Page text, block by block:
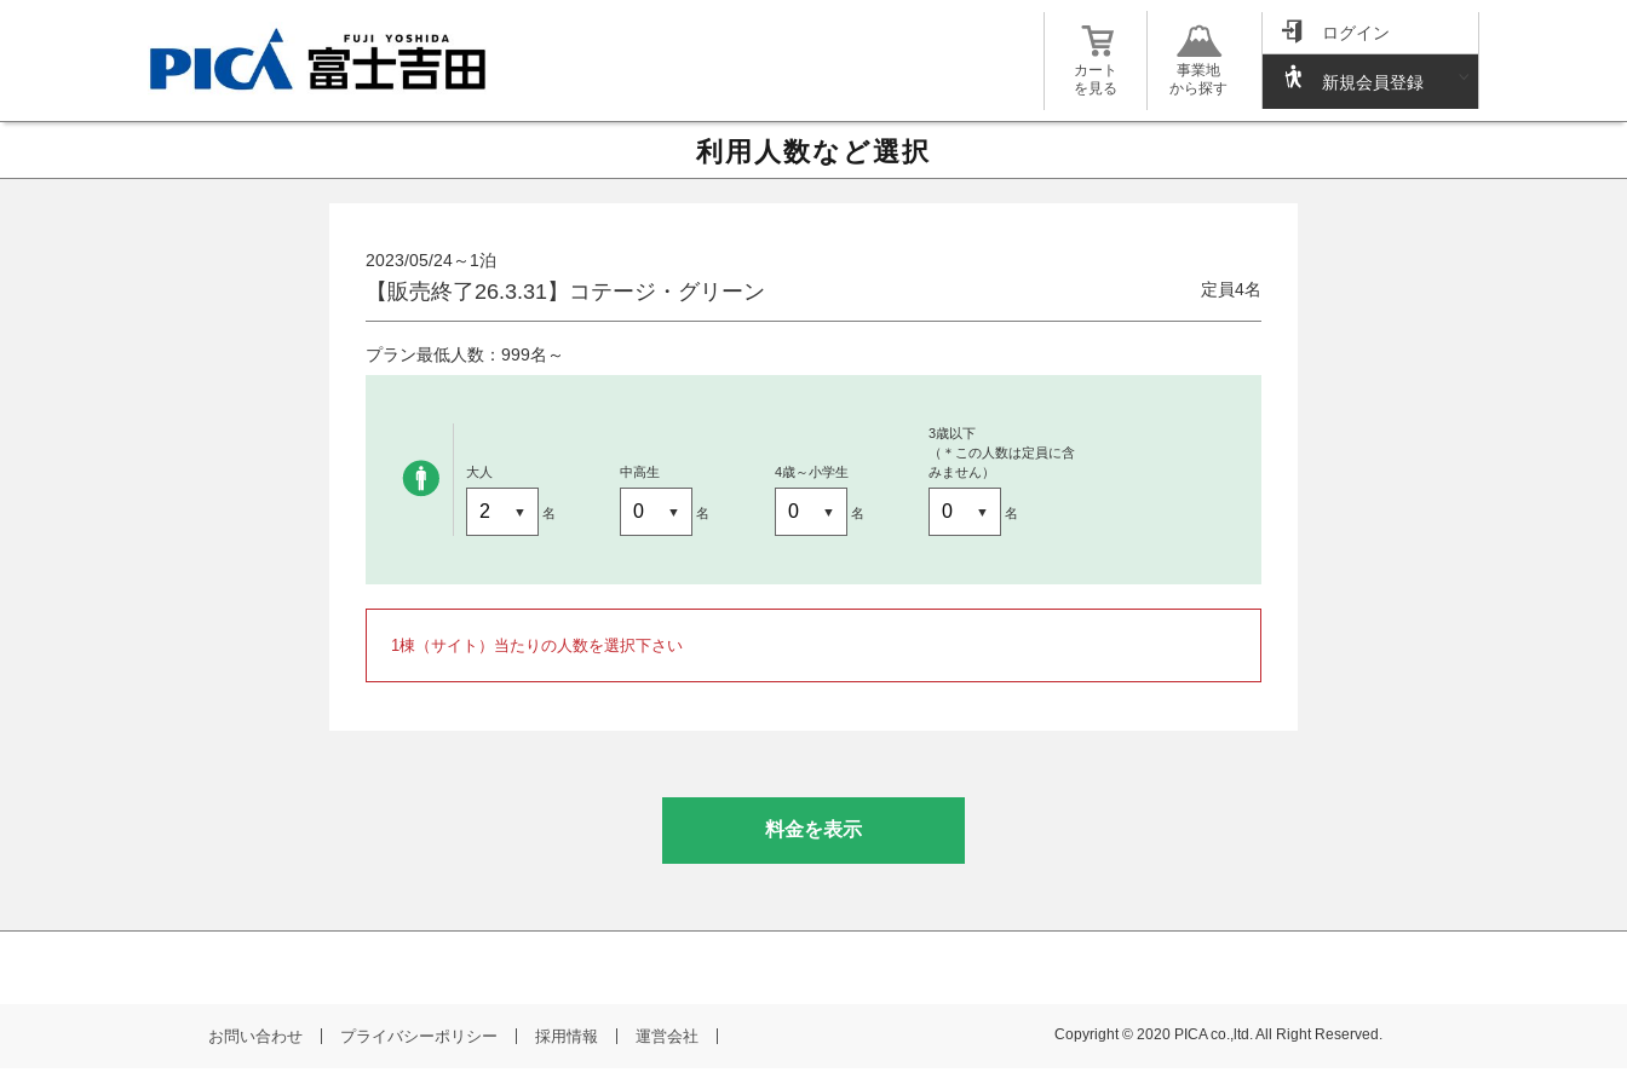
カート
を見る
事業地
から探す
ログイン
新規会員登録
利用人数など選択
2023/05/24～1泊
【販売終了26.3.31】コテージ・グリーン 定員4名
プラン最低人数：999名～
大人
名
中高生
名
4歳～小学生
名
3歳以下
（＊この人数は定員に含
みません）
名
1棟（サイト）当たりの人数を選択下さい
料金を表示
お問い合わせ プライバシーポリシー 採用情報 運営会社 Copyright © 2020 PICA co.,ltd. All Right Reserved.